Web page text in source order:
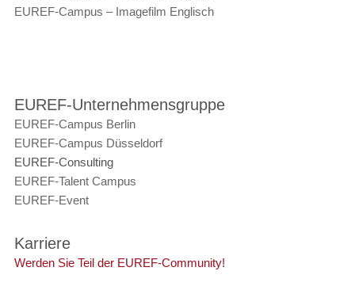
EUREF-Campus – Imagefilm Englisch
EUREF-Unternehmensgruppe
EUREF-Campus Berlin
EUREF-Campus Düsseldorf
EUREF-Consulting
EUREF-Talent Campus
EUREF-Event
Karriere
Werden Sie Teil der EUREF-Community!